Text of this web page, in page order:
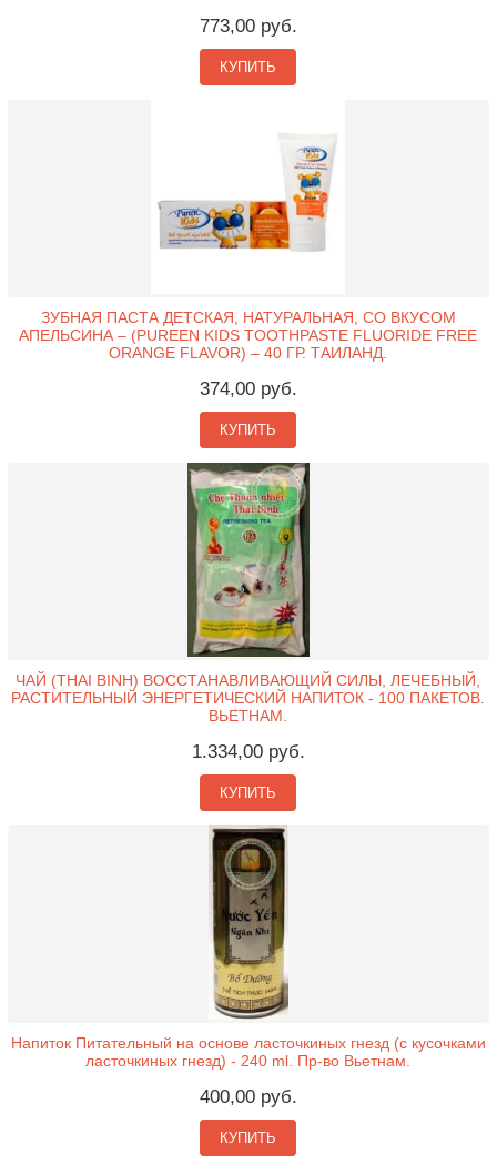
773,00 руб.
КУПИТЬ
ЗУБНАЯ ПАСТА ДЕТСКАЯ, НАТУРАЛЬНАЯ, СО ВКУСОМ
АПЕЛЬСИНА – (PUREEN KIDS TOOTHPASTE FLUORIDE FREE
ORANGE FLAVOR) – 40 ГР. ТАИЛАНД.
374,00 руб.
КУПИТЬ
ЧАЙ (THAI BINH) ВОССТАНАВЛИВАЮЩИЙ СИЛЫ, ЛЕЧЕБНЫЙ,
РАСТИТЕЛЬНЫЙ ЭНЕРГЕТИЧЕСКИЙ НАПИТОК - 100 ПАКЕТОВ.
ВЬЕТНАМ.
1.334,00 руб.
КУПИТЬ
Напиток Питательный на основе ласточкиных гнезд (с кусочками
ласточкиных гнезд) - 240 ml. Пр-во Вьетнам.
400,00 руб.
КУПИТЬ